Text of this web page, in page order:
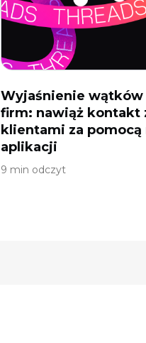
Wyjaśnienie wątków
firm: nawiąż kontakt
klientami za pomocą
aplikacji
9 min odczyt